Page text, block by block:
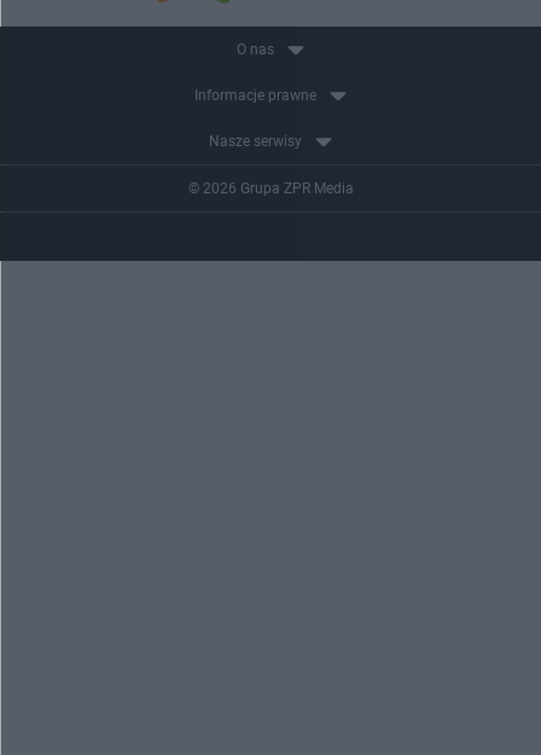
O nas
Informacje prawne
Nasze serwisy
© 2026 Grupa ZPR Media